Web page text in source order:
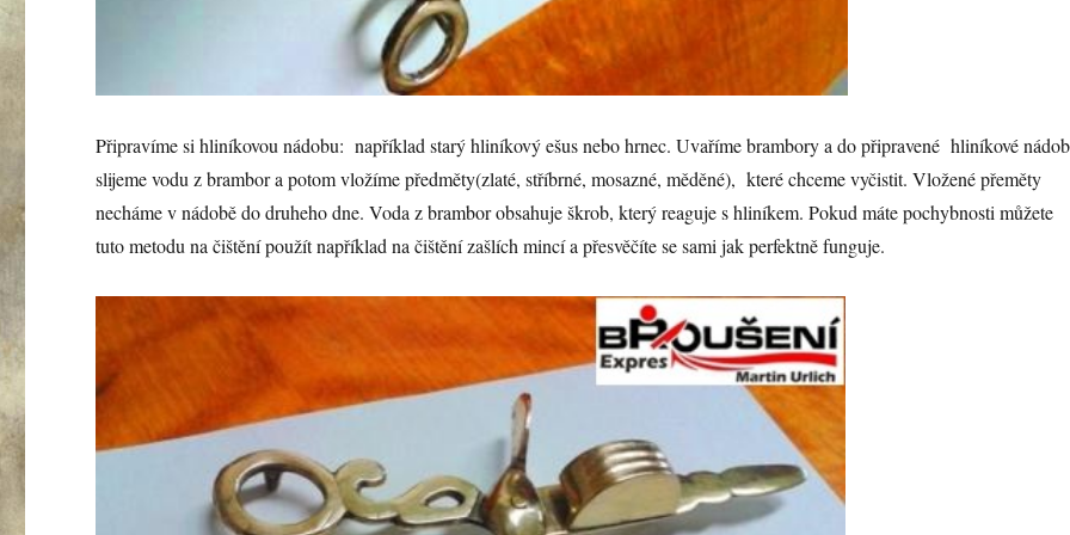
Připravíme si hliníkovou nádobu: například starý hliníkový ešus nebo hrnec. Uvaříme brambory a do připravené hliníkové
slijeme vodu z brambor a potom vložíme předměty(zlaté, stříbrné, mosazné, měděné), které chceme vyčistit. Vložené přeměty
necháme v nádobě do druheho dne. Voda z brambor obsahuje škrob, který reaguje s hliníkem. Pokud máte pochybnosti můžete
tuto metodu na čištění použít například na čištění zašlích mincí a přesvěčíte se sami jak perfektně funguje.